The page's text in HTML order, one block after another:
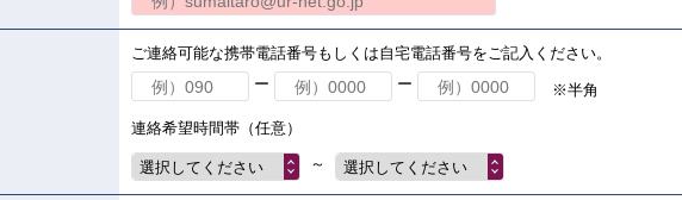
ご連絡可能な携帯電話番号もしくは自宅電話番号をご記入ください。
ー
ー ※半角
連絡希望時間帯（任意）
選択してください ～ 選択してください